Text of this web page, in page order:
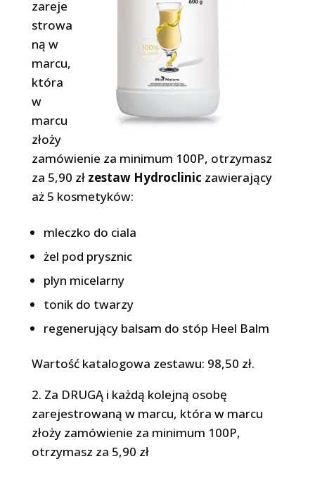
zareje
strowa
ną w
marcu,
która
w
marcu
złoży
zamówienie za minimum 100P, otrzymasz
za 5,90 zł zestaw Hydroclinic zawierający
aż 5 kosmetyków:
mleczko do ciala
żel pod prysznic
plyn micelarny
tonik do twarzy
regenerujący balsam do stóp Heel Balm
Wartość katalogowa zestawu: 98,50 zł.
2. Za DRUGĄ i każdą kolejną osobę
zarejestrowaną w marcu, która w marcu
złoży zamówienie za minimum 100P,
otrzymasz za 5,90 zł